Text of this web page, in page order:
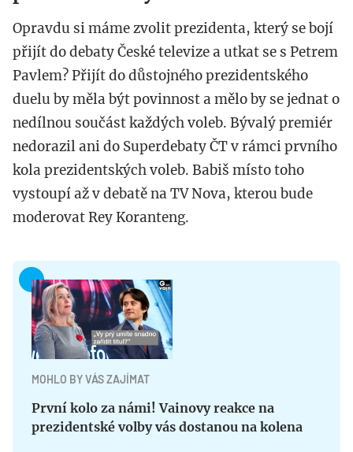
Opravdu si máme zvolit prezidenta, který se bojí
přijít do debaty České televize a utkat se s Petrem
Pavlem? Přijít do důstojného prezidentského
duelu by měla být povinnost a mělo by se jednat o
nedílnou součást každých voleb. Bývalý premiér
nedorazil ani do Superdebaty ČT v rámci prvního
kola prezidentských voleb. Babiš místo toho
vystoupí až v debatě na TV Nova, kterou bude
moderovat Rey Koranteng.
MOHLO BY VÁS ZAJÍMAT
První kolo za námi! Vainovy reakce na
prezidentské volby vás dostanou na kolena